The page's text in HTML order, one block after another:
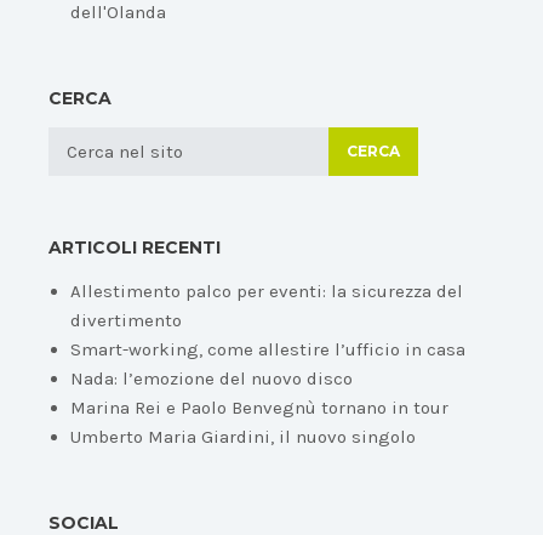
dell'Olanda
CERCA
CERCA
ARTICOLI RECENTI
Allestimento palco per eventi: la sicurezza del
divertimento
Smart-working, come allestire l’ufficio in casa
Nada: l’emozione del nuovo disco
Marina Rei e Paolo Benvegnù tornano in tour
Umberto Maria Giardini, il nuovo singolo
SOCIAL